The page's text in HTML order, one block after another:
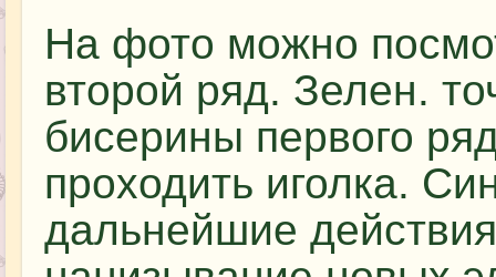
На фото можно
второй ряд. Зелен.
бисерины первого
проходить иголка.
дальнейшие